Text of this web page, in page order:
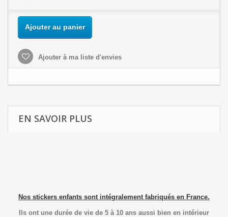
Ajouter au panier
Ajouter à ma liste d'envies
EN SAVOIR PLUS
Nos stickers enfants sont intégralement fabriqués en France.
Ils ont une durée de vie de 5 à 10 ans aussi bien en intérieur